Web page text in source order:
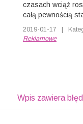
czasach wciąż
całą pewnością
2019-01-17 |
Reklamowe
Wpis zawiera